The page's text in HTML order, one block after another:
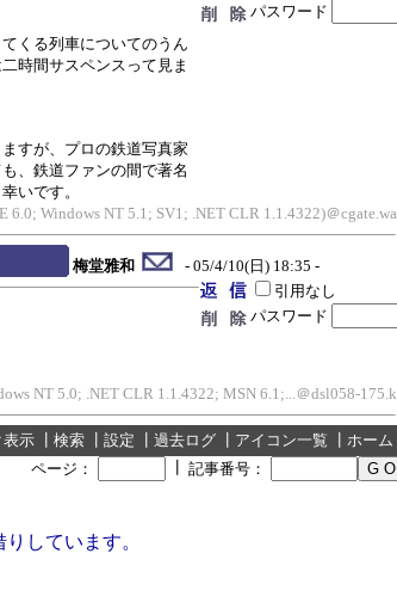
パスワード
くる列車についてのうん
時間サスペンスって見ま
すが、プロの鉄道写真家
、鉄道ファンの間で著名
いです。
Windows NT 5.1; SV1; .NET CLR 1.1.4322)＠
梅堂雅和
- 05/4/10(日) 18:35 -
引用なし
パスワード
NT 5.0; .NET CLR 1.1.4322; MSN 6.1;...＠dsl058-
表示 検索 設定 過去ログ アイコン一覧 ホーム
ページ：
記事番号：
しています。